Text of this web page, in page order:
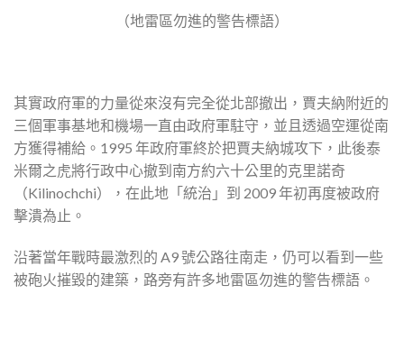
（地雷區勿進的警告標語）
其實政府軍的力量從來沒有完全從北部撤出，賈夫納附近的
三個軍事基地和機場一直由政府軍駐守，並且透過空運從南
方獲得補給。1995 年政府軍終於把賈夫納城攻下，此後泰
米爾之虎將行政中心撤到南方約六十公里的克里諾奇
（Kilinochchi），在此地「統治」到 2009 年初再度被政府
擊潰為止。
沿著當年戰時最激烈的 A9 號公路往南走，仍可以看到一些
被砲火摧毀的建築，路旁有許多地雷區勿進的警告標語。